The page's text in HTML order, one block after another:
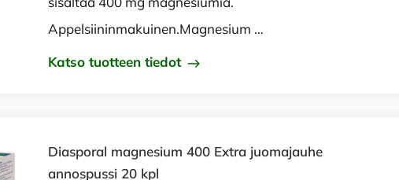
Appelsiininmakuinen.Magnesium …
Katso tuotteen tiedot
Diasporal magnesium 400 Extra juomajauhe
annospussi 20 kpl